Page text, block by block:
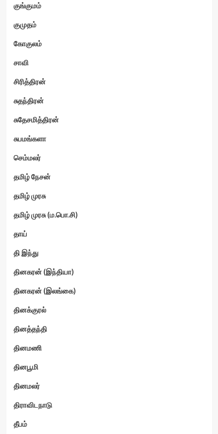
குங்குமம்
குமுதம்
கோகுலம்
சாவி
சிரித்திரன்
சுதந்திரன்
சுதேசமித்திரன்
சுபமங்களா
செம்மலர்
தமிழ் நேசன்
தமிழ் முரசு
தமிழ் முரசு (ம.பொ.சி)
தாய்
தி இந்து
தினகரன் (இந்தியா)
தினகரன் (இலங்கை)
தினக்குரல்
தினத்தந்தி
தினமணி
தினபூமி
தினமலர்
திராவிடநாடு
தீபம்